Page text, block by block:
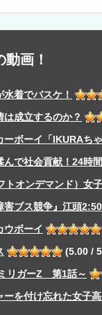
動画！
水着でバスケ！
は成立するのか？
ーボーイ「IKURAち
んで社会貢献！24時
トオンデマンド）女
害ブス競争』江頭2:50
ウボーイ
(5.00 /
リガーZ 第1話～
ーを付け忘れた女子